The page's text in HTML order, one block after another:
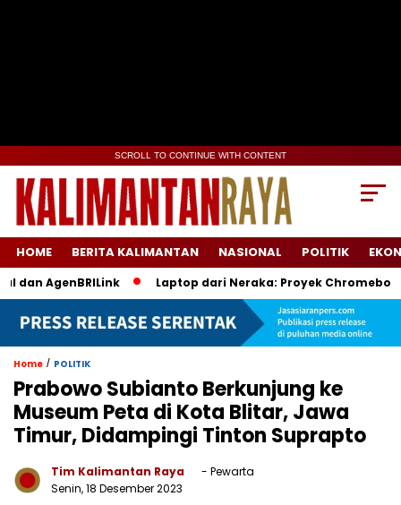
SCROLL TO CONTINUE WITH CONTENT
HOME BERITA KALIMANTAN NASIONAL POLITIK
AgenBRILink Laptop dari Neraka: Proyek Chromebook
Home / POLITIK
Prabowo Subianto Berkunjung ke
Museum Peta di Kota Blitar, Jawa
Timur, Didampingi Tinton Suprapto
Tim Kalimantan Raya
- Pewarta
Senin, 18 Desember 2023